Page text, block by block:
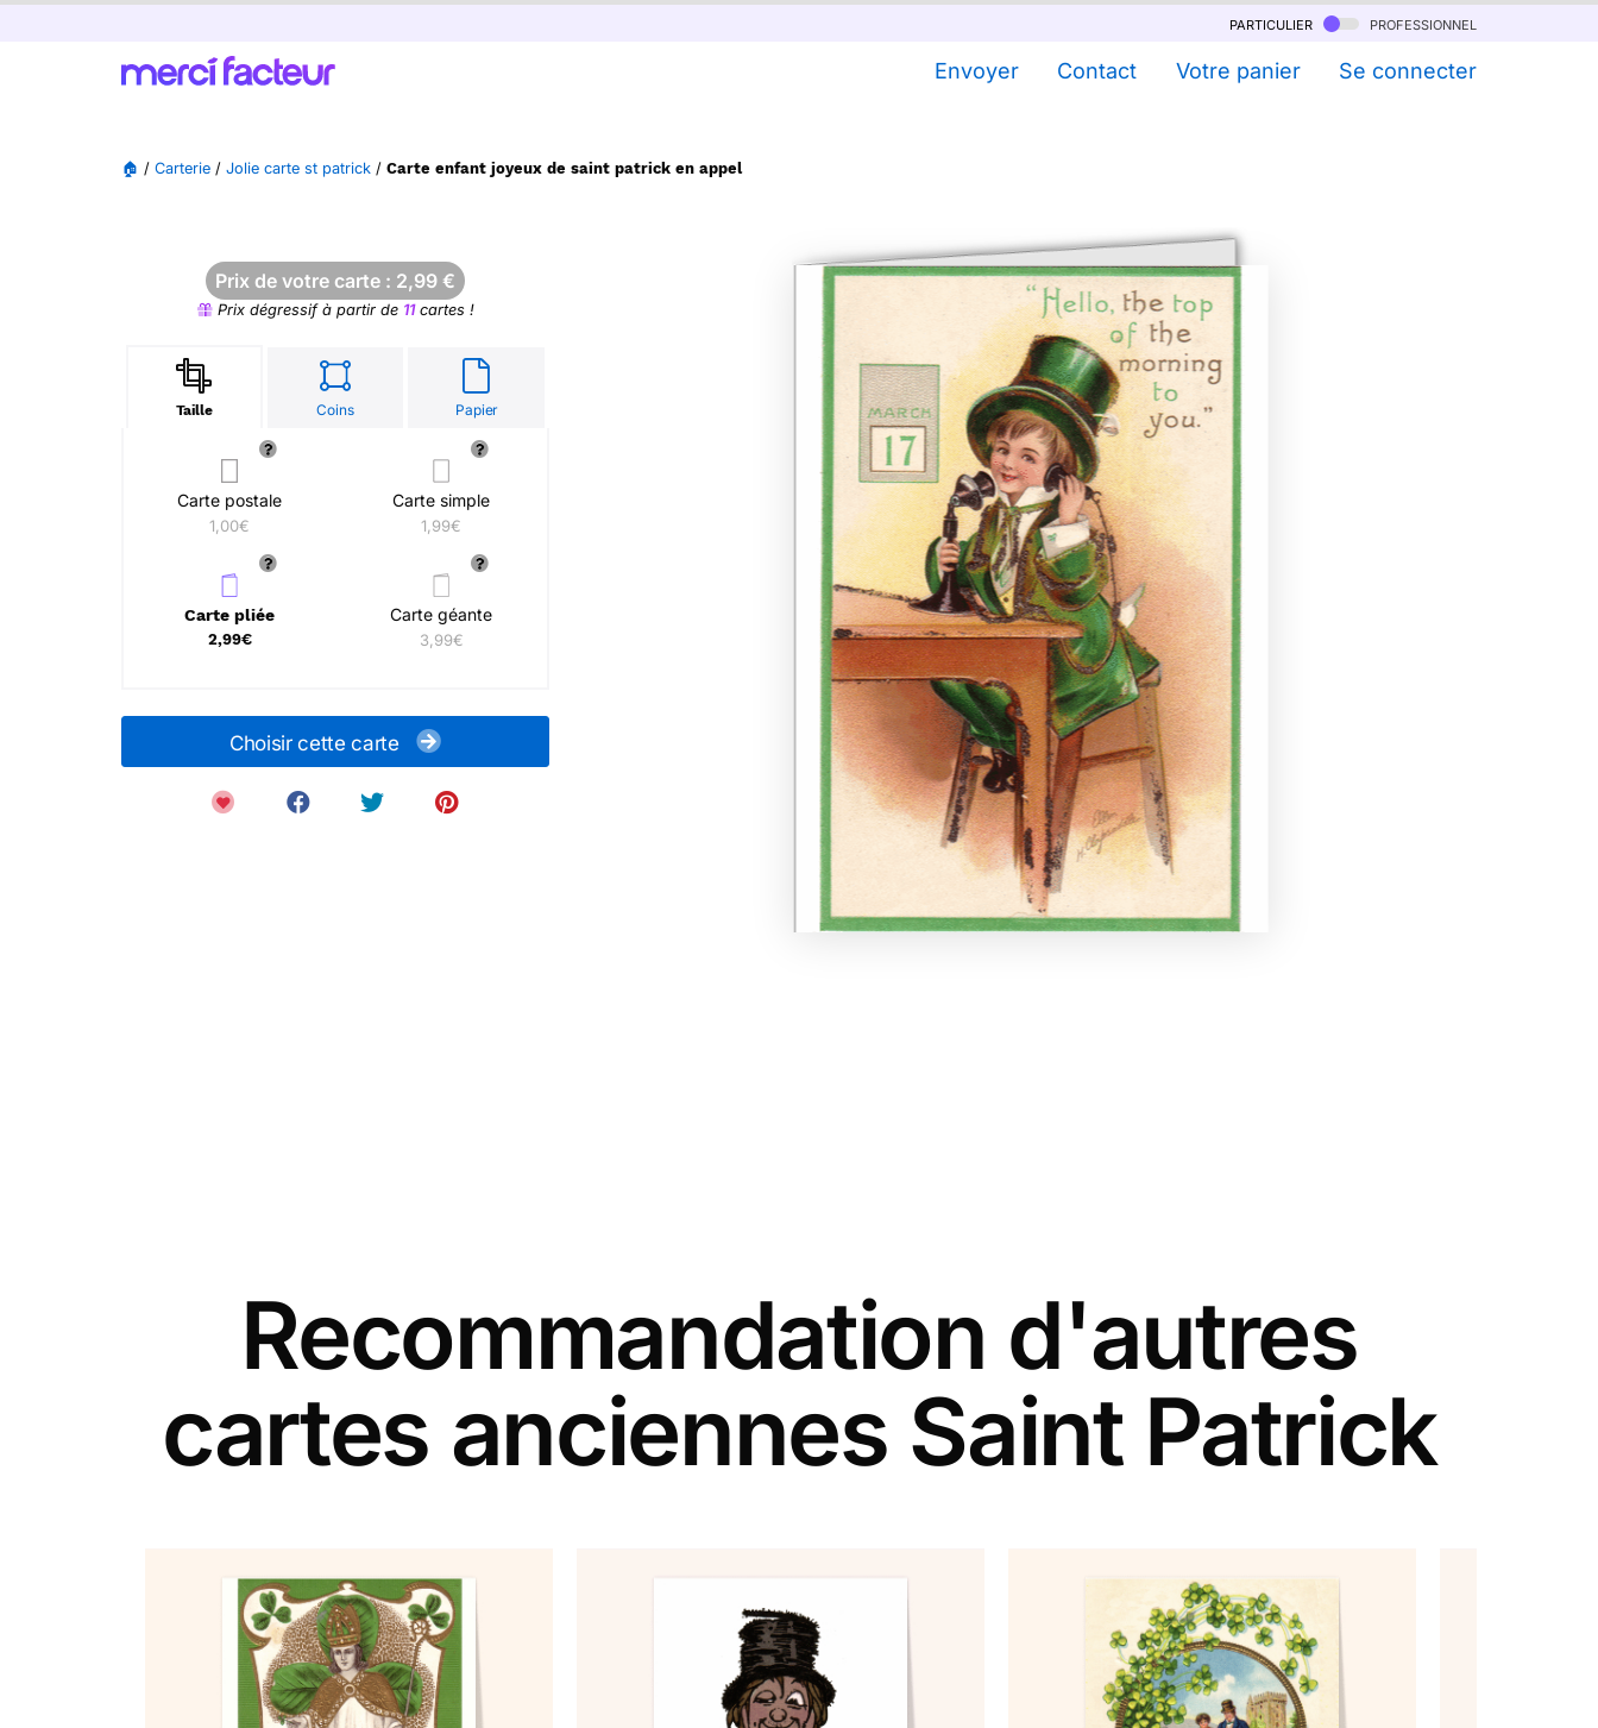
particulier professionnel
Envoyer Contact Votre panier Se connecter
🏠 / Carterie / Jolie carte st patrick / Carte enfant joyeux de saint patrick en appel
Prix de votre carte : 2,99 €
Prix dégressif à partir de 11cartes !
Taille Coins Papier
Carte postale
1,00€
Carte simple
1,99€
Carte pliée
2,99€
Carte géante
3,99€
Choisir cette carte
Recommandation d'autres
cartes anciennes Saint Patrick